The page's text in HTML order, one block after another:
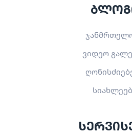
ვიდეო